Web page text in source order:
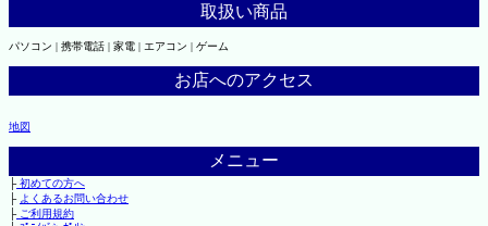
取扱い商品
パソコン | 携帯電話 | 家電 | エアコン | ゲーム
お店へのアクセス
地図
メニュー
├初めての方へ
├ よくあるお問い合わせ
├ご利用規約